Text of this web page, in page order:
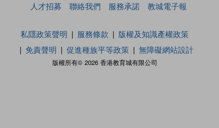
人才招募
聯絡我們 服務承諾 教城電子報
版權所有© 2026 香港教育城有限公司
私隱政策聲明 服務條款
版權及知識產權政策
免責聲明
促進種族平等政策 無障礙網站設計